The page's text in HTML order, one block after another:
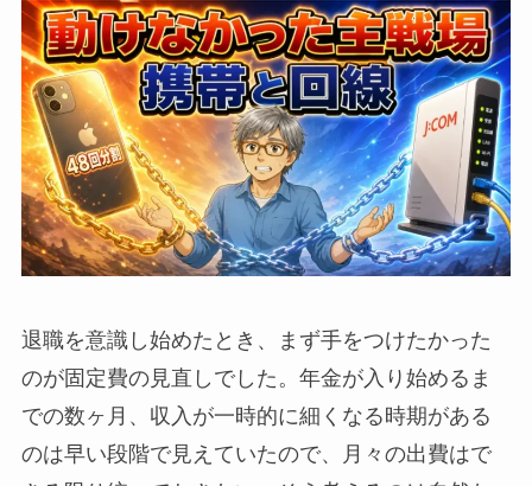
退職を意識し始めたとき、まず手をつけたかった
のが固定費の見直しでした。年金が入り始めるま
での数ヶ月、収入が一時的に細くなる時期がある
のは早い段階で見えていたので、月々の出費はで